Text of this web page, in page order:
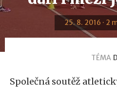
25. 8. 2016 · 2
TÉMA
Společná soutěž